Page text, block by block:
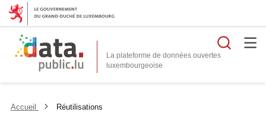
La plateforme de données ouvertes
Accueil Réutilisations